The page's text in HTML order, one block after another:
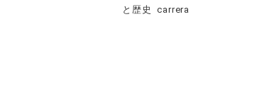
と歴史
carrera